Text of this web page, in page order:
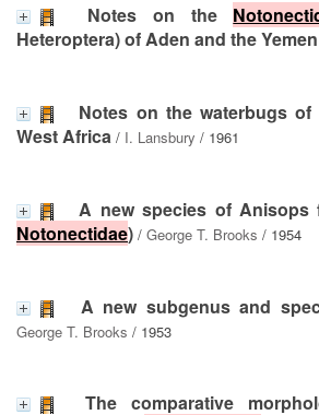
Notes on the
Heteroptera) of Aden and the Yemen
Notes on the waterbugs
West Africa / I. Lansbury / 1961
A new species of Anisops
Notonectidae) / George T. Brooks / 1954
A new subgenus and
George T. Brooks / 1953
The comparative